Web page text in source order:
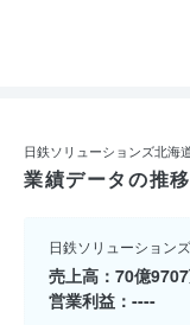
日鉄ソリューションズ北海
業績データの推移
日鉄ソリューション
売上高
70億
営業利益
----